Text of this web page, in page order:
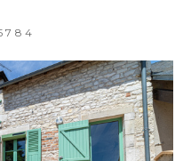
EXCLUSIVITÉS